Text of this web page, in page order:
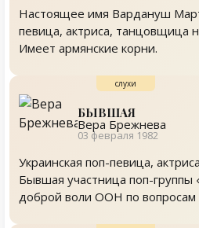
Настоящее имя Вардануш
певица, актриса, танцовщица
Имеет армянские корни.
БЫВШАЯ
Вера Брежнева
03 февраля 1982
Украинская поп-певица,
Бывшая участница поп-группы
доброй воли ООН по